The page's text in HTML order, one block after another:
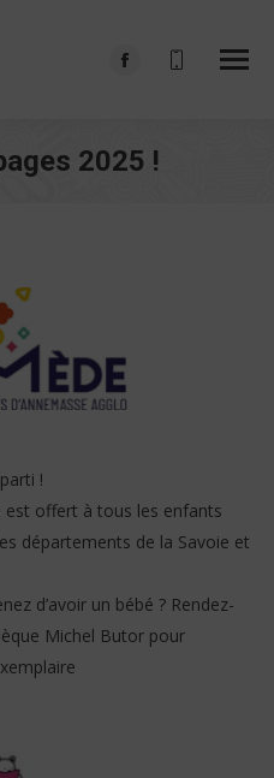
Facebook
in
2025 !
!
est offert à tous les enfants
départements de la Savoie et
d’avoir un bébé ? Rendez-
Michel Butor pour